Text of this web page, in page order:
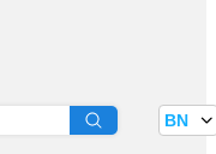
BN